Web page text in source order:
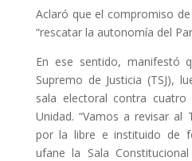
Aclaró que el compromiso
“rescatar la autonomía del
En ese sentido, manifestó
Supremo de Justicia (TSJ),
sala electoral contra
Unidad. “Vamos a revisar al
por la libre e instituido de
ufane la Sala